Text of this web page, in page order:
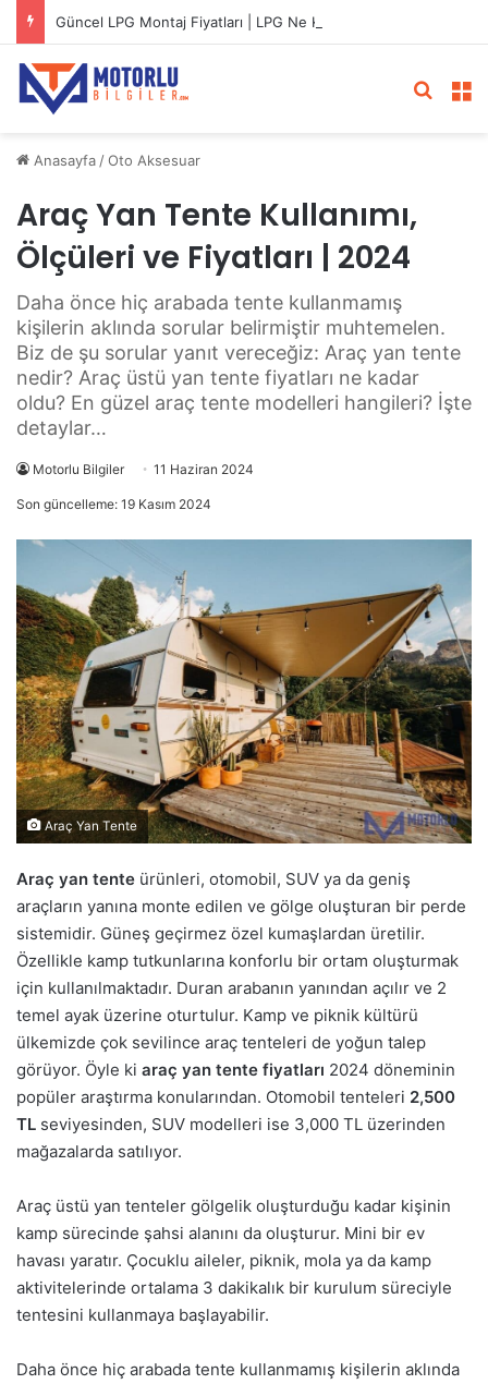
Güncel LPG Montaj Fiyatları | LPG Ne Kadara Takılır?
Anasayfa /Oto Aksesuar
Araç Yan Tente Kullanımı,
Ölçüleri ve Fiyatları | 2024
Daha önce hiç arabada tente kullanmamış
kişilerin aklında sorular belirmiştir muhtemelen.
Biz de şu sorular yanıt vereceğiz: Araç yan tente
nedir? Araç üstü yan tente fiyatları ne kadar
oldu? En güzel araç tente modelleri hangileri? İşte
detaylar…
Motorlu Bilgiler 11 Haziran 2024
Son güncelleme: 19 Kasım 2024
Araç Yan Tente
Araç yan tente ürünleri, otomobil, SUV ya da geniş
araçların yanına monte edilen ve gölge oluşturan bir perde
sistemidir. Güneş geçirmez özel kumaşlardan üretilir.
Özellikle kamp tutkunlarına konforlu bir ortam oluşturmak
için kullanılmaktadır. Duran arabanın yanından açılır ve 2
temel ayak üzerine oturtulur. Kamp ve piknik kültürü
ülkemizde çok sevilince araç tenteleri de yoğun talep
görüyor. Öyle ki araç yan tente fiyatları 2024 döneminin
popüler araştırma konularından. Otomobil tenteleri 2,500
TL seviyesinden, SUV modelleri ise 3,000 TL üzerinden
mağazalarda satılıyor.
Araç üstü yan tenteler gölgelik oluşturduğu kadar kişinin
kamp sürecinde şahsi alanını da oluşturur. Mini bir ev
havası yaratır. Çocuklu aileler, piknik, mola ya da kamp
aktivitelerinde ortalama 3 dakikalık bir kurulum süreciyle
tentesini kullanmaya başlayabilir.
Daha önce hiç arabada tente kullanmamış kişilerin aklında